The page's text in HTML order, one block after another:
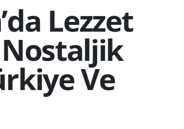
14.598,00
%0
BITCOIN
%-1.82
Lezzet
Ve